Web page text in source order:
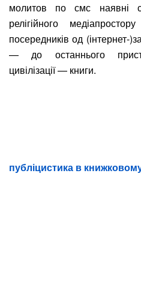
молитов по смс наявні
релігійного
посередників од (інтернет-
— до останнього
цивілізації — книги.
публіцистика в